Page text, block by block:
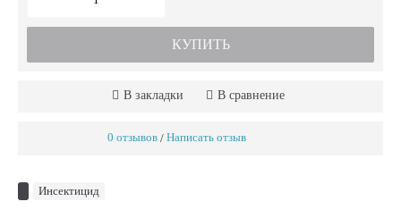
КУПИТЬ
В закладки В сравнение
0 отзывов / Написать отзыв
Инсектицид